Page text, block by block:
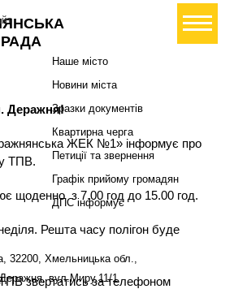
петицію
Деражня!
ЖЕК №1» інформує про
ТПВ.
щоденно з 7.00 год до 15.00 год.
Решта часу полігон буде
звертатись за телефоном
Наше місто
Новини міста
Зразки документів
Квартирна черга
Петиції та звернення
Графік прийому громадян
ДПС інформує
32200, Хмельницька обл.,
вул.Миру,11/1